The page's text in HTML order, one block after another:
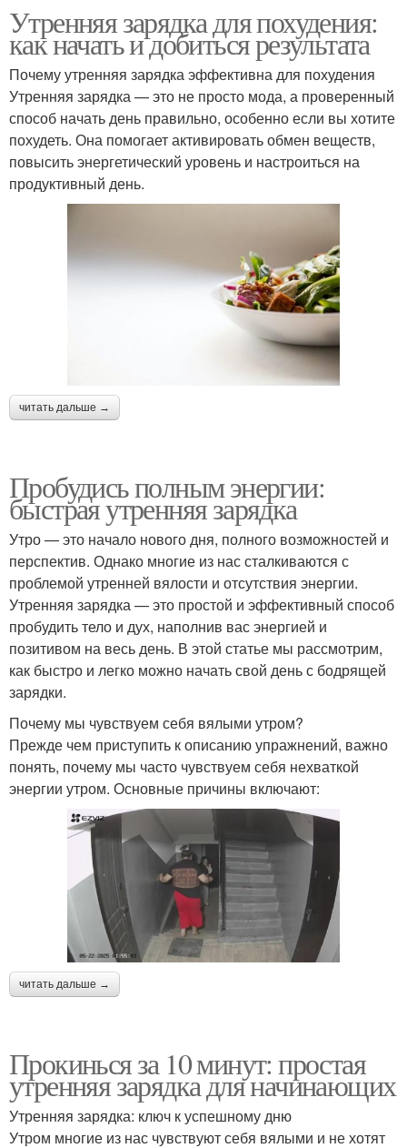
Утренняя зарядка для похудения:
как начать и добиться результата
Почему утренняя зарядка эффективна для похудения
Утренняя зарядка — это не просто мода, а проверенный
способ начать день правильно, особенно если вы хотите
похудеть. Она помогает активировать обмен веществ,
повысить энергетический уровень и настроиться на
продуктивный день.
читать дальше →
Пробудись полным энергии:
быстрая утренняя зарядка
Утро — это начало нового дня, полного возможностей и
перспектив. Однако многие из нас сталкиваются с
проблемой утренней вялости и отсутствия энергии.
Утренняя зарядка — это простой и эффективный способ
пробудить тело и дух, наполнив вас энергией и
позитивом на весь день. В этой статье мы рассмотрим,
как быстро и легко можно начать свой день с бодрящей
зарядки.
Почему мы чувствуем себя вялыми утром?
Прежде чем приступить к описанию упражнений, важно
понять, почему мы часто чувствуем себя нехваткой
энергии утром. Основные причины включают:
читать дальше →
Прокинься за 10 минут: простая
утренняя зарядка для начинающих
Утренняя зарядка: ключ к успешному дню
Утром многие из нас чувствуют себя вялыми и не хотят